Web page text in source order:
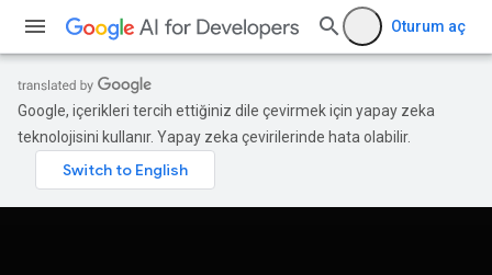
Oturum aç
Google, içerikleri tercih ettiğiniz dile çevirmek için yapay zeka
teknolojisini kullanır. Yapay zeka çevirilerinde hata olabilir.